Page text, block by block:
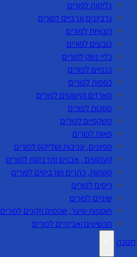
גלימות לפורים
גרביונים וגרביים לפורים
חצאיות לפורים
כובעים לפורים
כליי נשק לפורים
כנפיים לפורים
כפפות לפורים
מארזים וקישוטים לפורים
מסכות לפורים
משקפיים לפורים
פאות לפורים
פפיונים, עניבות ושלייקס לפורים
קעקועים , אבנים ומדבקות לפורים
קשתות, כתרים ושרביטים לפורים
ריסים לפורים
שיניים לפורים
תוספות שיער, שפמים וזקנים לפורים
תכשיטים ואביזרים לפורים
חנוכה